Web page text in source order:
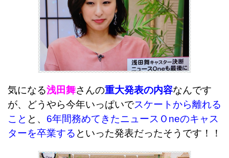
気になる浅田舞さんの重大発表の内容なんです
が、どうやら今年いっぱいでスケートから離れる
こと と、 6年間務めてきたニュースＯneのキャス
ターを卒業する といった発表だったそうです！！